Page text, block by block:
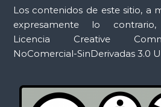
Los contenidos de este sitio, a
expresamente lo
Licencia Creative
NoComercial-SinDerivadas 3.0